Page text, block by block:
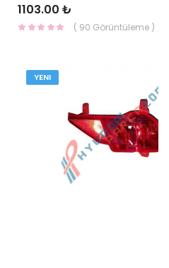
1103.00 ₺
( 90 Görüntüleme )
YENI